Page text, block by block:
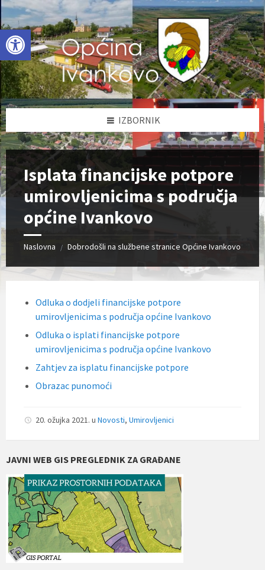
Open toolbar
Skip
to
content
Skip
to
left
sidebar
Skip
to
footer
IZBORNIK
Isplata financijske potpore
umirovljenicima s područja
općine Ivankovo
Naslovna / Dobrodošli na službene stranice Općine Ivankovo
Odluka o dodjeli financijske potpore
umirovljenicima s područja općine Ivankovo
Odluka o isplati financijske potpore
umirovljenicima s područja općine Ivankovo
Zahtjev za isplatu financijske potpore
Obrazac punomoći
20. ožujka 2021. u Novosti, Umirovljenici
JAVNI WEB GIS PREGLEDNIK ZA GRAĐANE